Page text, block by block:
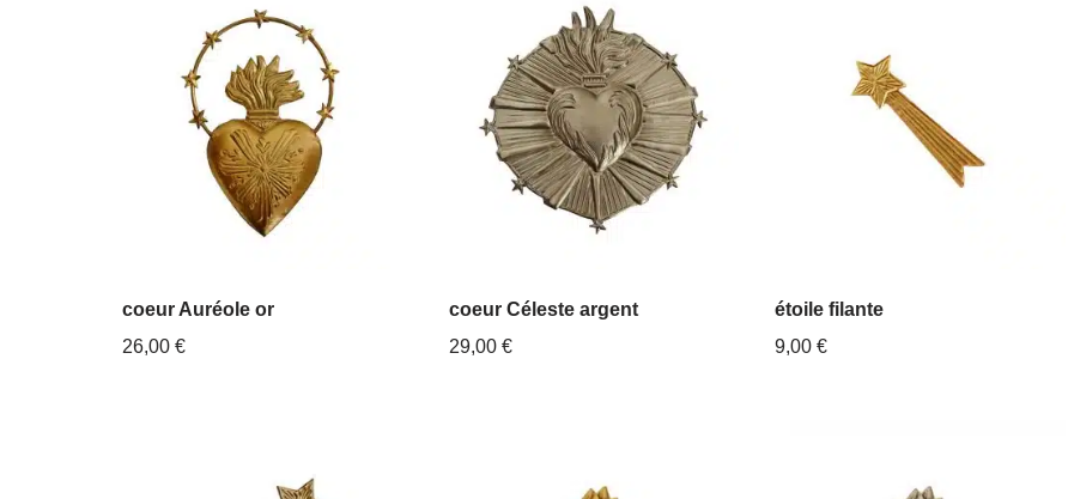
coeur Auréole or
26,00 €
coeur Céleste argent
29,00 €
étoile filante
9,00€